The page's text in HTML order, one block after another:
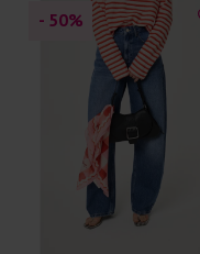
- 50%